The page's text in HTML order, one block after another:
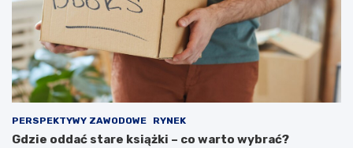
PERSPEKTYWY ZAWODOWE RYNEK
Gdzie oddać stare książki – co warto wybrać?